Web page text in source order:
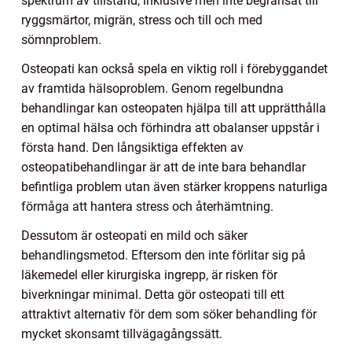
ryggsmärtor, migrän, stress och till och med
sömnproblem.
Osteopati kan också spela en viktig roll i förebyggandet
av framtida hälsoproblem. Genom regelbundna
behandlingar kan osteopaten hjälpa till att upprätthålla
en optimal hälsa och förhindra att obalanser uppstår i
första hand. Den långsiktiga effekten av
osteopatibehandlingar är att de inte bara behandlar
befintliga problem utan även stärker kroppens naturliga
förmåga att hantera stress och återhämtning.
Dessutom är osteopati en mild och säker
behandlingsmetod. Eftersom den inte förlitar sig på
läkemedel eller kirurgiska ingrepp, är risken för
biverkningar minimal. Detta gör osteopati till ett
attraktivt alternativ för dem som söker behandling för
mycket skonsamt tillvägagångssätt.